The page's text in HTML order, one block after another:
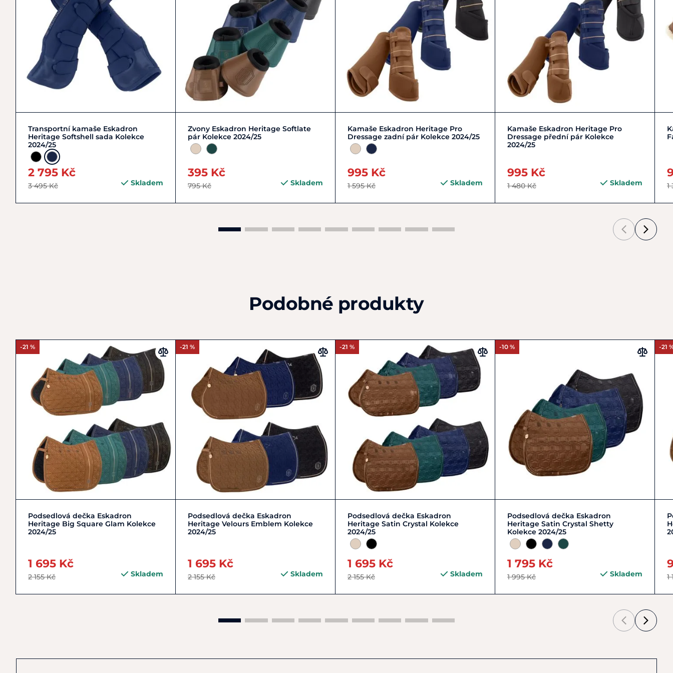
Zobrazit detail
Transportní kamaše Eskadron
Heritage Softshell sada Kolekce
2024/25
2 795 Kč
3 495 Kč Skladem
Zobrazit detail
Zvony Eskadron Heritage Softlate
pár Kolekce 2024/25
395 Kč
795 Kč Skladem
COB | M | 2 PONY | S | 1
Kamaše Eskadron Heritage Pro
Dressage zadní pár Kolekce 2024/25
995 Kč
1 595 Kč Skladem
FULL | L | 3 PONY | S | 1
Kamaše Eskadron Heritage Pro
Dressage přední pár Kolekce
2024/25
995 Kč
1 480 Kč Skladem 1
Podobné produkty
-21 %
Zobrazit detail
Podsedlová dečka Eskadron
Heritage Big Square Glam Kolekce
2024/25
1 695 Kč
2 155 Kč Skladem
-21 %
Zobrazit detail
Podsedlová dečka Eskadron
Heritage Velours Emblem Kolekce
2024/25
1 695 Kč
2 155 Kč Skladem
-21 %
DR PDR
Podsedlová dečka Eskadron
Heritage Satin Crystal Kolekce
2024/25
1 695 Kč
2 155 Kč Skladem
-10 %
Zobrazit detail
Podsedlová dečka Eskadron
Heritage Satin Crystal Shetty
Kolekce 2024/25
1 795 Kč
1 995 Kč Skladem
-21
1